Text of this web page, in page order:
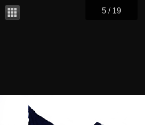
5 / 19